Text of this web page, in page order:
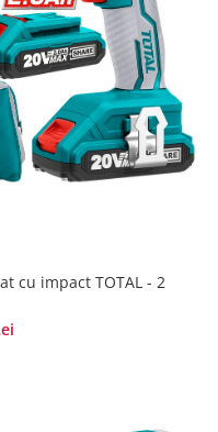
cu impact TOTAL - 2